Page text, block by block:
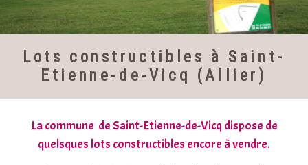
Lots constructibles à Saint-
Etienne-de-Vicq (Allier)
La commune de Saint-Etienne-de-Vicq dispose de
quelsques lots constructibles encore à vendre.